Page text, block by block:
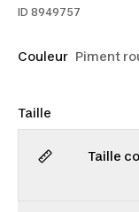
ID 8949757
Couleur Piment
Taille
Taille